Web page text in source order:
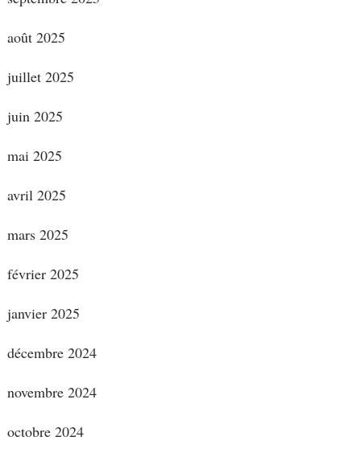
août 2025
juillet 2025
juin 2025
mai 2025
avril 2025
mars 2025
février 2025
janvier 2025
décembre 2024
novembre 2024
octobre 2024